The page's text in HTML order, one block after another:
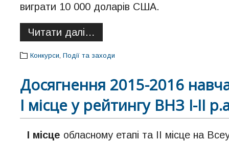
виграти 10 000 доларів США.
Читати далі…
Конкурси ,Події та заходи
Досягнення 2015-2016
І місце у рейтингу ВНЗ І-ІІ
І місце обласному етапі та ІІ місцена